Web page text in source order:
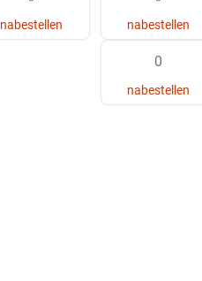
nabestellen nabestellen
nabestellen